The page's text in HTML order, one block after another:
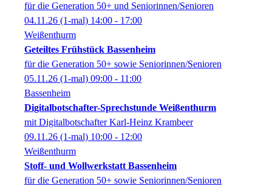
für die Generation 50+ und Seniorinnen/Senioren
04.11.26 (1-mal) 14:00 - 17:00
Weißenthurm
Geteiltes Frühstück Bassenheim
für die Generation 50+ sowie Seniorinnen/Senioren
05.11.26 (1-mal) 09:00 - 11:00
Bassenheim
Digitalbotschafter-Sprechstunde Weißenthurm
mit Digitalbotschafter Karl-Heinz Krambeer
09.11.26 (1-mal) 10:00 - 12:00
Weißenthurm
Stoff- und Wollwerkstatt Bassenheim
für die Generation 50+ sowie Seniorinnen/Senioren